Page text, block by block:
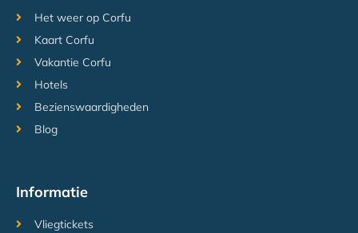
Het weer op Corfu
Kaart Corfu
Vakantie Corfu
Hotels
Bezienswaardigheden
Blog
Informatie
Vliegtickets